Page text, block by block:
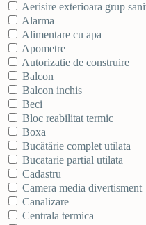
Aerisire exterioara grup
Alarma
Alimentare cu apa
Apometre
Autorizatie de construire
Balcon
Balcon inchis
Beci
Bloc reabilitat termic
Boxa
Bucătărie complet utilata
Bucatarie partial utilata
Cadastru
Camera media divertisment
Canalizare
Centrala termica